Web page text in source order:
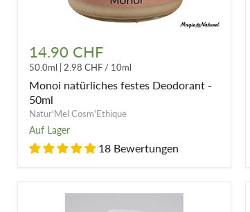
natürliches
festes
Deodorant
-
50ml
14.90 CHF
50.0ml 2.98 CHF / 10ml
Monoi natürliches festes Deodorant -
50ml
Natur'Mel Cosm'Ethique
Auf Lager
18 Bewertungen